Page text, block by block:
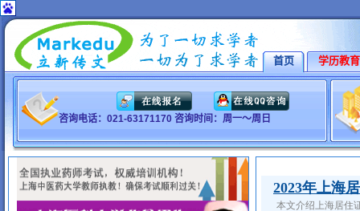
首页 学历教育
咨询电话：021-63171170 咨询时间：周一～周日